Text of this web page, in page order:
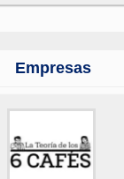
Empresas